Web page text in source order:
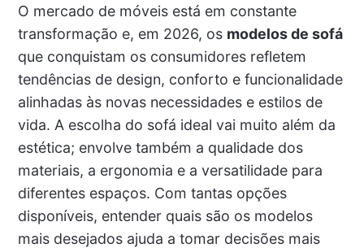
O mercado de móveis está em constante
transformação e, em 2026, os modelos de sofá
que conquistam os consumidores refletem
tendências de design, conforto e funcionalidade
alinhadas às novas necessidades e estilos de
vida. A escolha do sofá ideal vai muito além da
estética; envolve também a qualidade dos
materiais, a ergonomia e a versatilidade para
diferentes espaços. Com tantas opções
disponíveis, entender quais são os modelos
mais desejados ajuda a tomar decisões mais